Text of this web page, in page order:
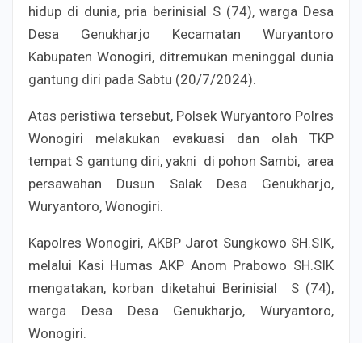
hidup di dunia, pria berinisial S (74), warga Desa
Desa Genukharjo Kecamatan Wuryantoro
Kabupaten Wonogiri, ditremukan meninggal dunia
gantung diri pada Sabtu (20/7/2024).
Atas peristiwa tersebut, Polsek Wuryantoro Polres
Wonogiri melakukan evakuasi dan olah TKP
tempat S gantung diri, yakni di pohon Sambi, area
persawahan Dusun Salak Desa Genukharjo,
Wuryantoro, Wonogiri.
Kapolres Wonogiri, AKBP Jarot Sungkowo SH.SIK,
melalui Kasi Humas AKP Anom Prabowo SH.SIK
mengatakan, korban diketahui Berinisial S (74),
warga Desa Desa Genukharjo, Wuryantoro,
Wonogiri.